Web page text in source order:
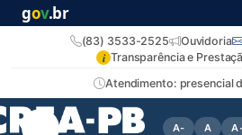
gov.br
Atendimento: presencial
(83) 3533-2525 Ouvidoria
i Transparência e
A- A